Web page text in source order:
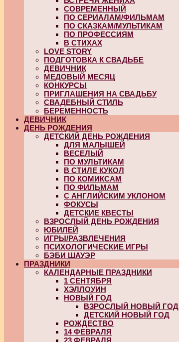
СОВРЕМЕННЫЙ
ПО СЕРИАЛАМ/ФИЛЬМАМ
ПО СКАЗКАМ/МУЛЬТИКАМ
ПО ПРОФЕССИЯМ
В СТИХАХ
LOVE STORY
ПОДГОТОВКА К СВАДЬБЕ
ДЕВИЧНИК
МЕДОВЫЙ МЕСЯЦ
КОНКУРСЫ
ПРИГЛАШЕНИЯ НА СВАДЬБУ
СВАДЕБНЫЙ СТИЛЬ
БЕРЕМЕННОСТЬ
ДЕВИЧНИК
ДЕНЬ РОЖДЕНИЯ
ДЕТСКИЙ ДЕНЬ РОЖДЕНИЯ
ДЛЯ МАЛЫШЕЙ
ВЕСЕЛЫЙ
ПО МУЛЬТИКАМ
В СТИЛЕ КУКОЛ
ПО КОМИКСАМ
ПО ФИЛЬМАМ
С АНГЛИЙСКИМ УКЛОНОМ
ФОКУСЫ
ДЕТСКИЕ КВЕСТЫ
ВЗРОСЛЫЙ ДЕНЬ РОЖДЕНИЯ
ЮБИЛЕЙ
ИГРЫ/РАЗВЛЕЧЕНИЯ
ПСИХОЛОГИЧЕСКИЕ ИГРЫ
БЭБИ ШАУЭР
ПРАЗДНИКИ
КАЛЕНДАРНЫЕ ПРАЗДНИКИ
1 СЕНТЯБРЯ
ХЭЛЛОУИН
НОВЫЙ ГОД
ВЗРОСЛЫЙ НОВЫЙ ГОД
ДЕТСКИЙ НОВЫЙ ГОД
РОЖДЕСТВО
14 ФЕВРАЛЯ
23 ФЕВРАЛЯ